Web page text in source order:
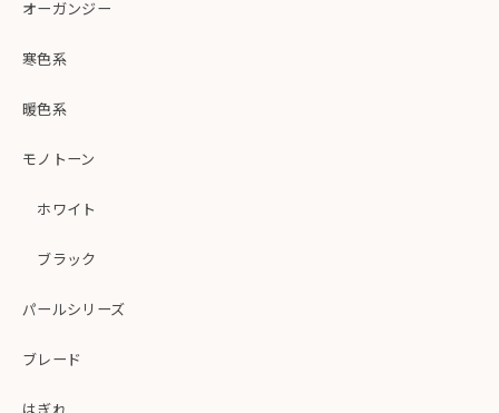
オーガンジー
寒色系
暖色系
モノトーン
ホワイト
ブラック
パールシリーズ
ブレード